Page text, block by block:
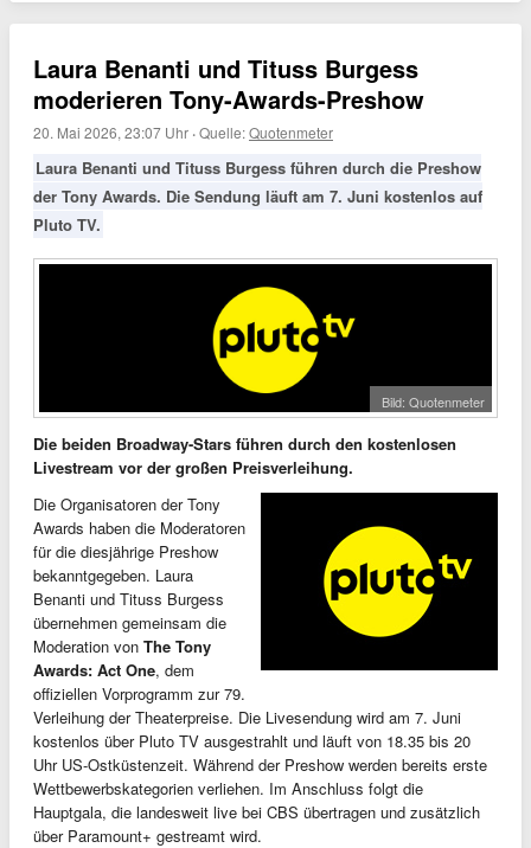
Laura Benanti und Tituss Burgess
moderieren Tony-Awards-Preshow
20. Mai 2026, 23:07 Uhr ·Quelle:Quotenmeter
Laura Benanti und Tituss Burgess führen durch die Preshow
der Tony Awards. Die Sendung läuft am 7. Juni kostenlos auf
Pluto TV.
Bild: Quotenmeter
Die beiden Broadway-Stars führen durch den kostenlosen
Livestream vor der großen Preisverleihung.
Die Organisatoren der Tony
Awards haben die Moderatoren
für die diesjährige Preshow
bekanntgegeben. Laura
Benanti und Tituss Burgess
übernehmen gemeinsam die
Moderation von The Tony
Awards: Act One, dem
offiziellen Vorprogramm zur 79.
Verleihung der Theaterpreise. Die Livesendung wird am 7. Juni
kostenlos über Pluto TV ausgestrahlt und läuft von 18.35 bis 20
Uhr US-Ostküstenzeit. Während der Preshow werden bereits erste
Wettbewerbskategorien verliehen. Im Anschluss folgt die
Hauptgala, die landesweit live bei CBS übertragen und zusätzlich
über Paramount+ gestreamt wird.